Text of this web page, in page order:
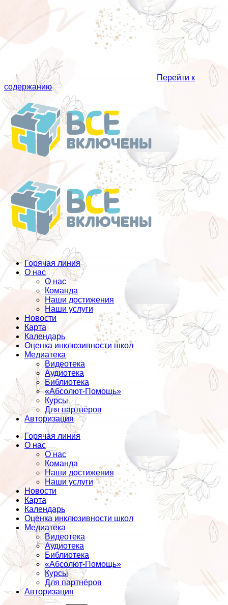
Перейти к
содержанию
Горячая линия
О нас
О нас
Команда
Наши достижения
Наши услуги
Новости
Карта
Календарь
Оценка инклюзивности школ
Медиатека
Видеотека
Аудиотека
Библиотека
«Абсолют-Помощь»
Курсы
Для партнёров
Авторизация
Горячая линия
О нас
О нас
Команда
Наши достижения
Наши услуги
Новости
Карта
Календарь
Оценка инклюзивности школ
Медиатека
Видеотека
Аудиотека
Библиотека
«Абсолют-Помощь»
Курсы
Для партнёров
Авторизация